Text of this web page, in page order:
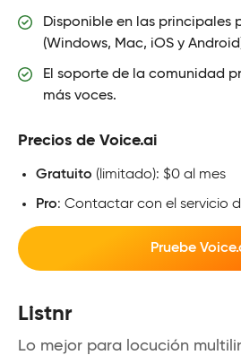
Disponible en las principales
(Windows, Mac, iOS y
El soporte de la comunidad
más voces.
Precios de Voice.ai
Gratuito (limitado): $0 al mes
Pro: Contactar con el servicio
Pruebe
Listnr
Lo mejor para locución